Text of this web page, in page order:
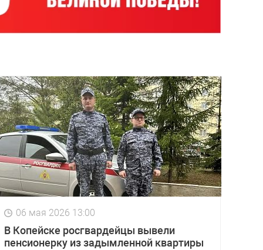
06 мая 2026 13:00
В Копейске росгвардейцы вывели
пенсионерку из задымленной квартиры